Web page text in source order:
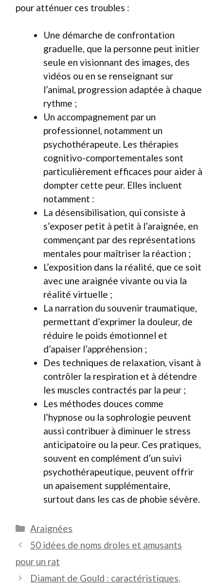
pour atténuer ces troubles :
Une démarche de confrontation
graduelle, que la personne peut initier
seule en visionnant des images, des
vidéos ou en se renseignant sur
l’animal, progression adaptée à chaque
rythme ;
Un accompagnement par un
professionnel, notamment un
psychothérapeute. Les thérapies
cognitivo-comportementales sont
particulièrement efficaces pour aider à
dompter cette peur. Elles incluent
notamment :
La désensibilisation, qui consiste à
s’exposer petit à petit à l’araignée, en
commençant par des représentations
mentales pour maîtriser la réaction ;
L’exposition dans la réalité, que ce soit
avec une araignée vivante ou via la
réalité virtuelle ;
La narration du souvenir traumatique,
permettant d’exprimer la douleur, de
réduire le poids émotionnel et
d’apaiser l’appréhension ;
Des techniques de relaxation, visant à
contrôler la respiration et à détendre
les muscles contractés par la peur ;
Les méthodes douces comme
l’hypnose ou la sophrologie peuvent
aussi contribuer à diminuer le stress
anticipatoire ou la peur. Ces pratiques,
souvent en complément d’un suivi
psychothérapeutique, peuvent offrir
un apaisement supplémentaire,
surtout dans les cas de phobie sévère.
Catégories
Araignées
50 idées de noms droles et amusants
pour un rat
Diamant de Gould : caractéristiques,